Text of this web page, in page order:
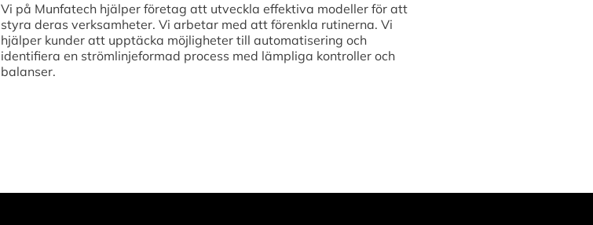
Vi på Munfatech hjälper företag att utveckla effektiva modeller för att
styra deras verksamheter. Vi arbetar med att förenkla rutinerna. Vi
hjälper kunder att upptäcka möjligheter till automatisering och
identifiera en strömlinjeformad process med lämpliga kontroller och
balanser.